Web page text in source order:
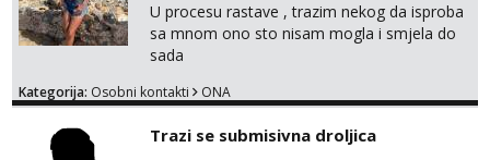
U procesu rastave , trazim nekog da isproba
sa mnom ono sto nisam mogla i smjela do
sada
Kategorija: Osobni kontakti ONA
Trazi se submisivna droljica